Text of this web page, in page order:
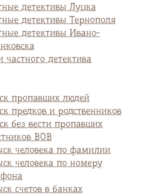
детективы Луцка
детективы Тернополя
детективы Ивано-
частного детектива
пропавших людей
предков и родственников
без вести пропавших
ВОВ
человека по фамилии
человека по номеру
счетов в банках